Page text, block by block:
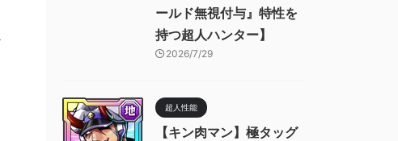
ールド無視付与』特性を
持つ超人ハンター】
2026/7/29
超人性能
【キン肉マン】極タッグ